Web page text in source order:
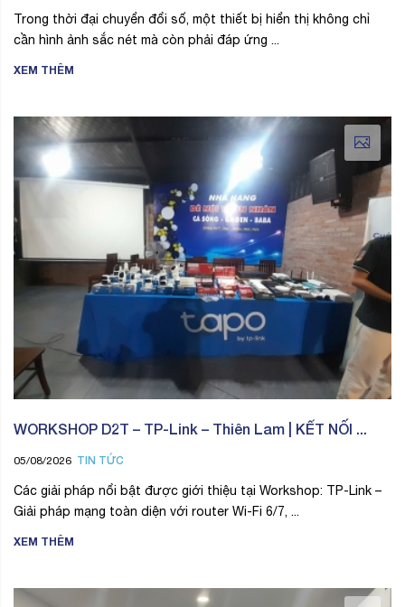
Trong thời đại chuyển đổi số, một thiết bị hiển thị không chỉ
cần hình ảnh sắc nét mà còn phải đáp ứng ...
XEM THÊM
WORKSHOP D2T – TP-Link – Thiên Lam | KẾT NỐI ...
05/08/2026 TIN TỨC
Các giải pháp nổi bật được giới thiệu tại Workshop: TP-Link –
Giải pháp mạng toàn diện với router Wi-Fi 6/7, ...
XEM THÊM